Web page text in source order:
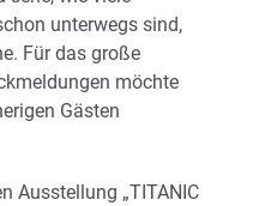
unterwegs sind,
Für das große
möchte
Gästen
Ausstellung „TITANIC